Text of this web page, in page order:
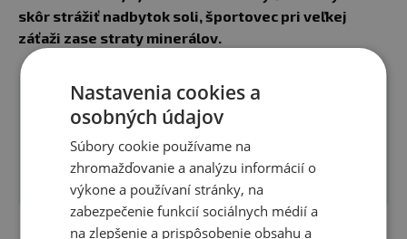
skôr strážiť nadbytok soli, športovec pri veľkej
záťaži zase straty minerálov.
Nastavenia cookies a
osobných údajov
Súbory cookie používame na
zhromažďovanie a analýzu informácií o
výkone a používaní stránky, na
zabezpečenie funkcií sociálnych médií a
na zlepšenie a prispôsobenie obsahu a